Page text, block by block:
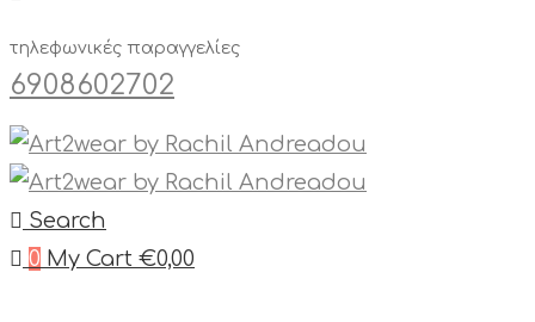
τηλεφωνικές παραγγελίες
6908602702
Search
0 My Cart €0,00